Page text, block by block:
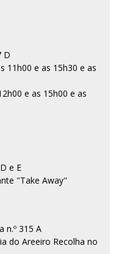
D
11h00 e as 15h30 e as
e as 15h00 e as
e E
"Take Away"
n.º 315 A
do Areeiro Recolha no